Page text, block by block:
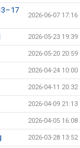
2026-06-07 17:16
2026-05-23 19:39
2026-05-20 20:59
2026-04-24 10:00
2026-04-11 20:32
2026-04-09 21:13
2026-04-05 16:08
2026-03-28 13:52